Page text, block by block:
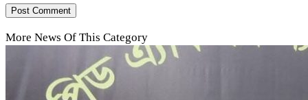
More News Of This Category